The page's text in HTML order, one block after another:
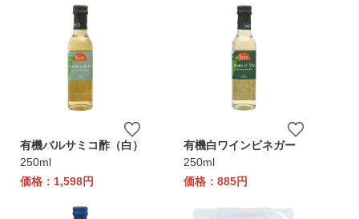
有機バルサミコ酢（白）
250ml
価格：1,598円
有機白ワインビネガー
250ml
価格：885円